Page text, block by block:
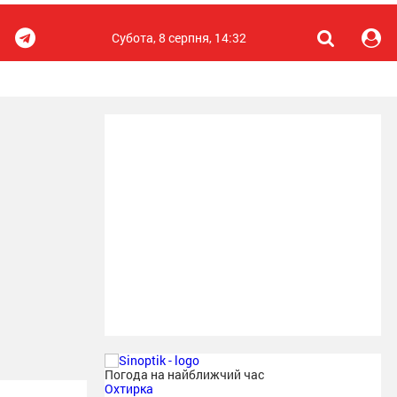
Субота, 8 серпня, 14:32
Погода на найближчий час
Охтирка